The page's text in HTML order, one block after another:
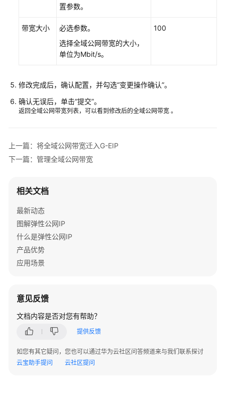
弹
用
户
指
域
级）
EIP
限
管
理
全
域
公
网
IP
域
互
置参数。
带宽大小
必选参数。
选择全域公网带宽的大小，
单位为Mbit/s。
100
修改完成后，确认配置，并勾选“变更操作确认”。
确认无误后，单击“提交”。
返回全域公网带宽列表，可以看到修改后的全域公网带宽 。
上一篇：将全域公网带宽迁入G-EIP
下一篇：管理全域公网带宽
相关文档
最新动态
图解弹性公网IP
什么是弹性公网IP
产品优势
应用场景
意见反馈
文档内容是否对您有帮助？
提供反馈
如您有其它疑问，您也可以通过华为云社区问答频道来与我们联系探讨
云宝助手提问
云社区提问